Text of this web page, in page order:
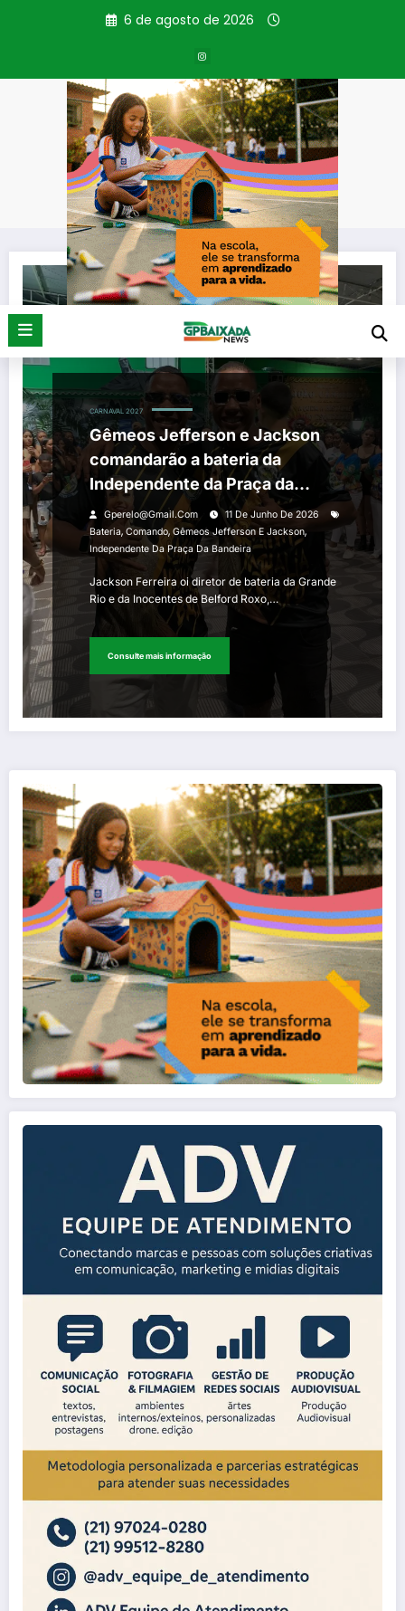
6 de agosto de 2026
Tag: comando
Página inicial comando
CARNAVAL 2027
Gêmeos Jefferson e Jackson
comandarão a bateria da
Independente da Praça da
Bandeira em 2027
Gperelo@gmail.com
11 De Junho De 2026
Bateria, Comando, Gêmeos Jefferson E Jackson,
Independente Da Praça Da Bandeira
Jackson Ferreira oi diretor de bateria da Grande
Rio e da Inocentes de Belford Roxo,…
Consulte mais informação